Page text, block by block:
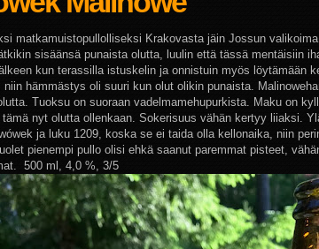
matkamuistopullolliseksi Krakovasta jäin Jossun
sisäänsä punaista olutta, luulin että tässä mentäisiin
kun terassilla istuskelin ja onnistuin myös löytämään
niin hämmästys oli suuri kun olut olikin punaista.
Tuoksu on suoraan vadelmamehupurkista. Maku on
tämä nyt olutta ollenkaan. Sokerisuus vähän kertyy liiaksi.
ja luku 1209, koska se ei taida olla kellonaika, niin
pienempi pullo olisi ehkä saanut paremmat pisteet,
500 ml, 4,0 %, 3/5